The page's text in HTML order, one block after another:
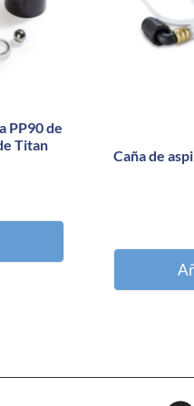
PP90 de
Titan
Caña de